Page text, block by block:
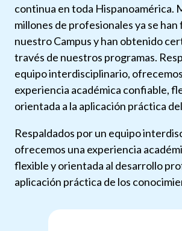
continua en toda Hispanoamérica.
millones de profesionales ya se han
nuestro Campus y han obtenido
través de nuestros programas.
equipo interdisciplinario,
experiencia académica confiable,
orientada a la aplicación práctica
Respaldados por un equipo
ofrecemos una experiencia
flexible y orientada al desarrollo
aplicación práctica de los